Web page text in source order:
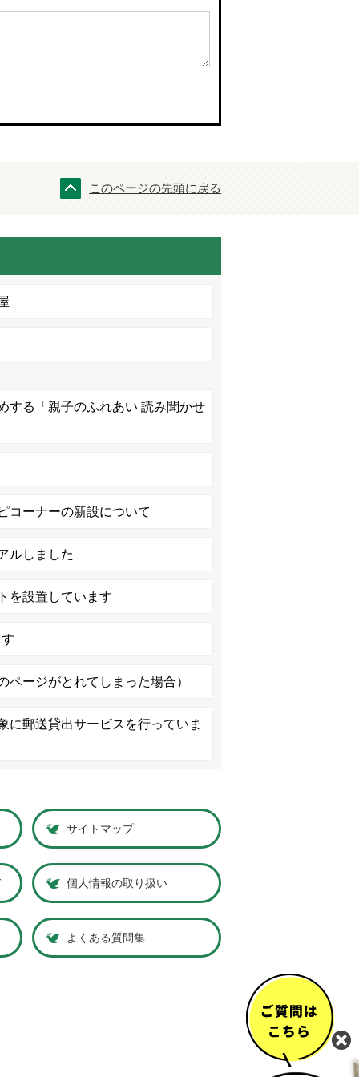
このページの先頭に戻る
する「親子のふれあい 読み聞かせ
コーナーの新設について
ルしました
を設置しています
ページがとれてしまった場合）
に郵送貸出サービスを行っていま
サイトマップ
個人情報の取り扱い
よくある質問集